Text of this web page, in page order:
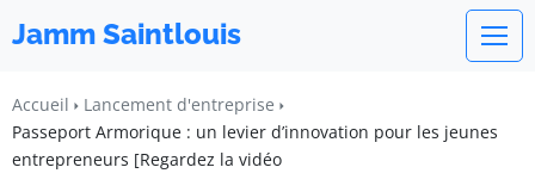
Jamm Saintlouis
Accueil
Lancement d'entreprise
Passeport Armorique : un levier d’innovation pour les jeunes
entrepreneurs [Regardez la vidéo